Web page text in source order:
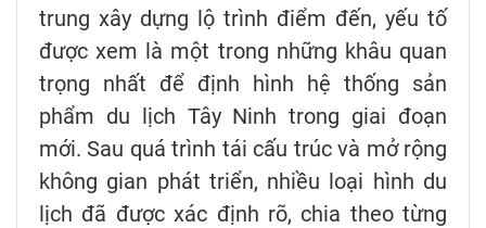
trung xây dựng lộ trình điểm đến, yếu tố
được xem là một trong những khâu quan
trọng nhất để định hình hệ thống sản
phẩm du lịch Tây Ninh trong giai đoạn
mới. Sau quá trình tái cấu trúc và mở rộng
không gian phát triển, nhiều loại hình du
lịch đã được xác định rõ, chia theo từng